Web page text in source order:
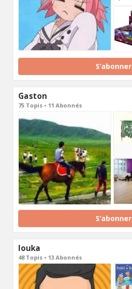
S’abonner
Gaston
75 Topis • 11 Abonnés
S’abonner
louka
48 Topis • 13 Abonnés